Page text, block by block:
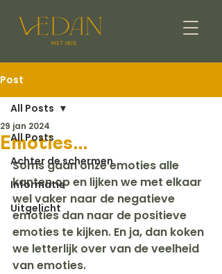
Post
All Posts
Achter de schermen
Informatie
Uitgelicht
All Posts
Emoties...
29 jan 2024
Soms gaan onze emoties alle
kanten op en lijken we met elkaar
wel vaker naar de negatieve
emoties dan naar de positieve
emoties te kijken. En ja, dan koken
we letterlijk over van de veelheid
van emoties.